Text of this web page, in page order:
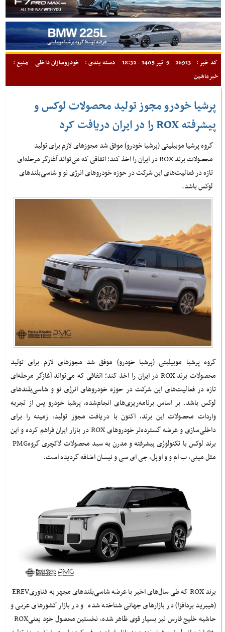
کد خبر : 26913 9 تیر 1405 - 18:32 دسته بندی : خودروسازان داخلی
منبع :
خبرماشین
پرشیا خودرو مجوز تولید محصولات لوکس و
پیشرفته ROX را در ایران دریافت کرد
گروه پرشیا موبیلیتی (پرشیا خودرو) موفق شد مجوزهای لازم برای تولید
محصولات برند ROX در ایران را اخذ کند؛ اتفاقی که می‌تواند آغازگر مرحله‌ای
تازه در فعالیت‌های این شرکت در حوزه خودروهای انرژی نو و شاسی‌بلندهای
لوکس باشد.
گروه پرشیا موبیلیتی (پرشیا خودرو) موفق شد مجوزهای لازم برای تولید
محصولات برندROX در ایران را اخذ کند؛ اتفاقی که می‌تواند آغازگر مرحله‌ای
تازه در فعالیت‌های این شرکت در حوزه خودروهای انرژی نو و شاسی‌بلندهای
لوکس باشد. بر اساس برنامه‌ریزی‌های انجام‌شده، پرشیا خودرو پس از تجربه
واردات محصولات این برند، اکنون با دریافت مجوز تولید، زمینه را برای
داخلی‌سازی و عرضه گسترده‌تر خودروهایROXدر بازار ایران فراهم کرده و این
برند لوکس با تکنولوژی پیشرفته و مدرن به سبد محصولات لاکچری گروهPMG
مثل مینی، ب ام و و اوپل، جی ای سی و نیسان اضافه گردیده است.
برندROXکه طی سال‌های اخیر با عرضه شاسی‌بلندهای مجهز به فناوریEREV
(هیبرید بردافزا) در بازارهای جهانی شناخته شده و در بازار کشورهای عربی و
حاشیه خلیج فارس نیز بسیار قوی ظاهر شده، نخستین محصول خود یعنیROX